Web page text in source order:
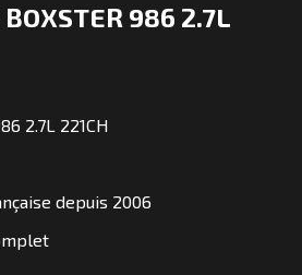
BOXSTER 986 2.7L
2.7L 221CH
depuis 2006